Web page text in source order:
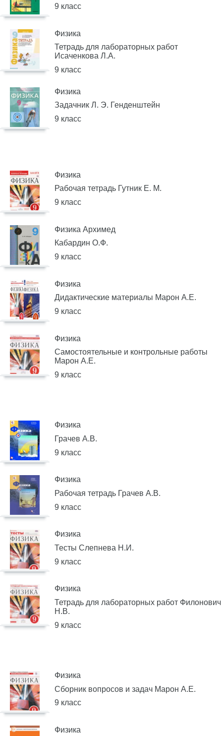
9 класс
Физика
Тетрадь для лабораторных работ
Исаченкова Л.А.
9 класс
Физика
Задачник Л. Э. Генденштейн
9 класс
Физика
Рабочая тетрадь Гутник Е. М.
9 класс
Физика Архимед
Кабардин О.Ф.
9 класс
Физика
Дидактические материалы Марон А.Е.
9 класс
Физика
Самостоятельные и контрольные работы
Марон А.Е.
9 класс
Физика
Грачев А.В.
9 класс
Физика
Рабочая тетрадь Грачев А.В.
9 класс
Физика
Тесты Слепнева Н.И.
9 класс
Физика
Тетрадь для лабораторных работ Филонович
Н.В.
9 класс
Физика
Сборник вопросов и задач Марон А.Е.
9 класс
Физика